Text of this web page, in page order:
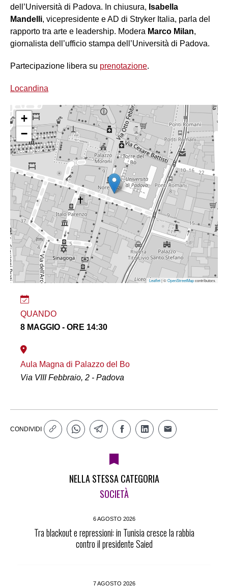
dell’Università di Padova. In chiusura, Isabella
Mandelli, vicepresidente e AD di Stryker Italia, parla del
rapporto tra arte e leadership. Modera Marco Milan,
giornalista dell’ufficio stampa dell’Università di Padova.
Partecipazione libera su prenotazione.
Locandina
+
−
Leaflet| ©OpenStreetMapcontributors
QUANDO
8 MAGGIO - ORE 14:30
Aula Magna di Palazzo del Bo
Via VIII Febbraio, 2 - Padova
CONDIVIDI
NELLA STESSA CATEGORIA
SOCIETÀ
6 AGOSTO 2026
Tra blackout e repressioni: in Tunisia cresce la rabbia
contro il presidente Saied
7 AGOSTO 2026